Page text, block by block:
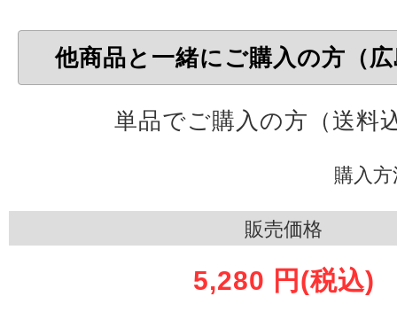
他商品と一緒にご購入の方（
単品でご購入の方（送料
購入
販売価格
5,280 円 (税込)